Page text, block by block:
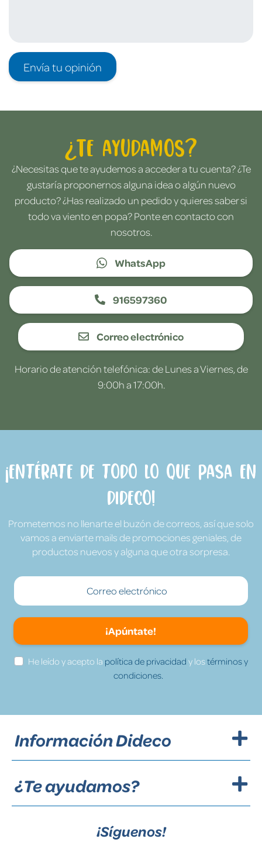
Envía tu opinión
¿Te ayudamos?
¿Necesitas que te ayudemos a acceder a tu cuenta? ¿Te
gustaría proponernos alguna idea o algún nuevo
producto? ¿Has realizado un pedido y quieres saber si
todo va viento en popa? Ponte en contacto con
nosotros.
WhatsApp
916597360
Correo electrónico
Horario de atención telefónica: de Lunes a Viernes, de
9:00h a 17:00h.
¡Entérate de todo lo que pasa en
Dideco!
Prometemos no llenarte el buzón de correos, así que solo
vamos a enviarte mails de promociones geniales, de
productos nuevos y alguna que otra sorpresa.
¡Apúntate!
He leído y acepto la política de privacidad y lostérminos y
condiciones.
Información Dideco
¿Te ayudamos?
¡Síguenos!